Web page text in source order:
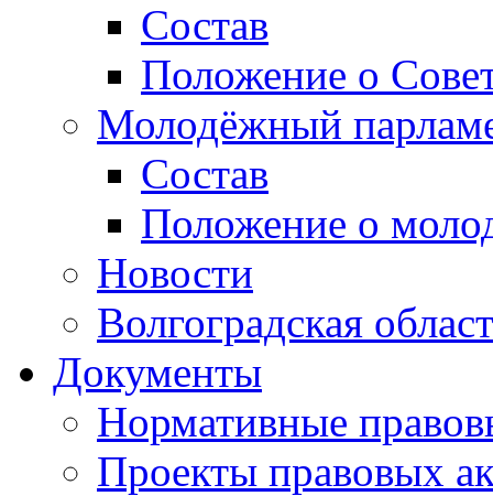
Состав
Положение о
Молодёжный
Состав
Положение о
Новости
Волгоградская
Документы
Нормативные
Проекты правовых